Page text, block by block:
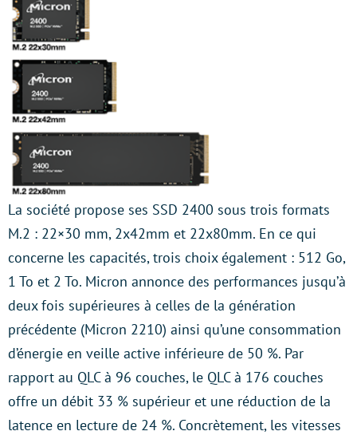
La société propose ses SSD 2400 sous trois formats
M.2 : 22×30 mm, 2x42mm et 22x80mm. En ce qui
concerne les capacités, trois choix également : 512 Go,
1 To et 2 To. Micron annonce des performances jusqu’à
deux fois supérieures à celles de la génération
précédente (Micron 2210) ainsi qu’une consommation
d’énergie en veille active inférieure de 50 %. Par
rapport au QLC à 96 couches, le QLC à 176 couches
offre un débit 33 % supérieur et une réduction de la
latence en lecture de 24 %. Concrètement, les vitesses